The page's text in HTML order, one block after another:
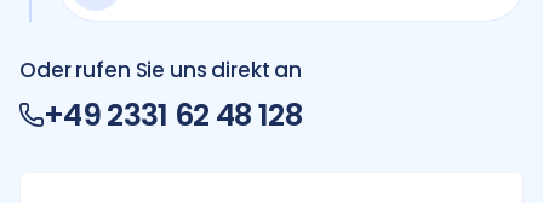
Oder rufen Sie uns direkt an
+49 2331 62 48 128